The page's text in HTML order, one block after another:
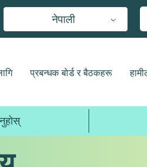
नेपाली
प्रबन्धक बोर्ड र बैठकहरू